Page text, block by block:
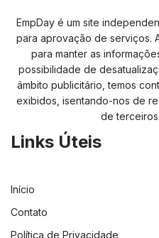
EmpDay é um site
para aprovação de serviços.
para manter as
possibilidade de
âmbito publicitário, temos
exibidos, isentando-nos de
de
Links Úteis
Início
Contato
Política de Privacidade